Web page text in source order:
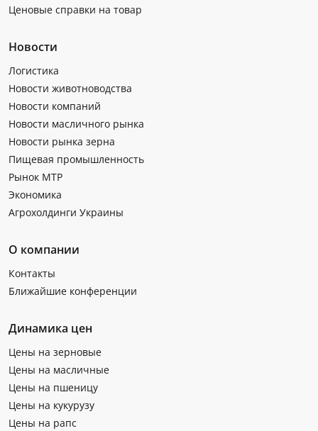
Ценовые справки на товар
Новости
Логистика
Новости животноводства
Новости компаний
Новости масличного рынка
Новости рынка зерна
Пищевая промышленность
Рынок МТР
Экономика
Агрохолдинги Украины
О компании
Контакты
Ближайшие конференции
Динамика цен
Цены на зерновые
Цены на масличные
Цены на пшеницу
Цены на кукурузу
Цены на рапс